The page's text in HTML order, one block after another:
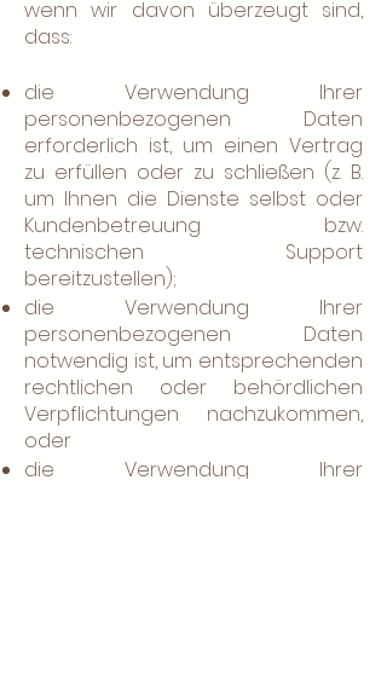
wenn wir davon überzeugt sind,
dass:
die Verwendung Ihrer
personenbezogenen Daten
erforderlich ist, um einen Vertrag
zu erfüllen oder zu schließen (z. B.
um Ihnen die Dienste selbst oder
Kundenbetreuung bzw.
technischen Support
bereitzustellen);
die Verwendung Ihrer
personenbezogenen Daten
notwendig ist, um entsprechenden
rechtlichen oder behördlichen
Verpflichtungen nachzukommen,
oder
die Verwendung Ihrer